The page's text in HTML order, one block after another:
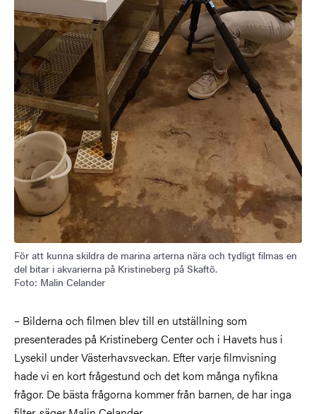
För att kunna skildra de marina arterna nära och tydligt filmas en
del bitar i akvarierna på Kristineberg på Skaftö.
Foto: Malin Celander
– Bilderna och filmen blev till en utställning som
presenterades på Kristineberg Center och i Havets hus i
Lysekil under Västerhavsveckan. Efter varje filmvisning
hade vi en kort frågestund och det kom många nyfikna
frågor. De bästa frågorna kommer från barnen, de har inga